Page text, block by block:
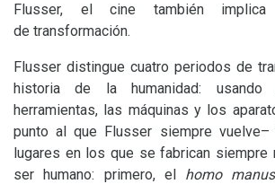
Flusser, el cine también
de transformación.
Flusser distingue cuatro periodos de
historia de la humanidad:
herramientas, las máquinas y los
punto al que Flusser siempre vuelve–
lugares en los que se fabrican siempre
ser humano: primero, el homo manus